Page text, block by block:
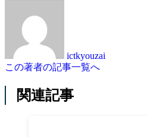
ictkyouzai
この著者の記事一覧へ
関連記事